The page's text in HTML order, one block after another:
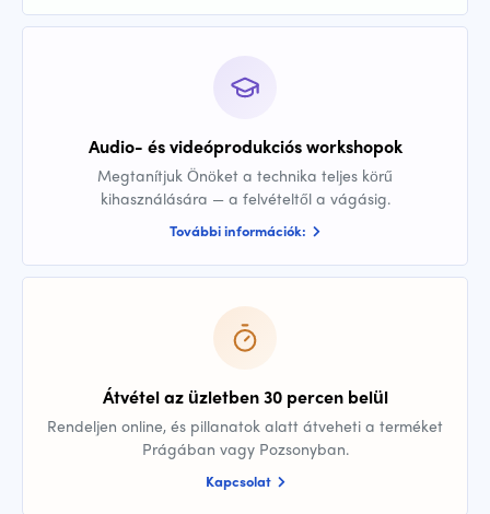
Audio- és videóprodukciós workshopok
Megtanítjuk Önöket a technika teljes körű
kihasználására — a felvételtől a vágásig.
További információk:
Átvétel az üzletben 30 percen belül
Rendeljen online, és pillanatok alatt átveheti a terméket
Prágában vagy Pozsonyban.
Kapcsolat